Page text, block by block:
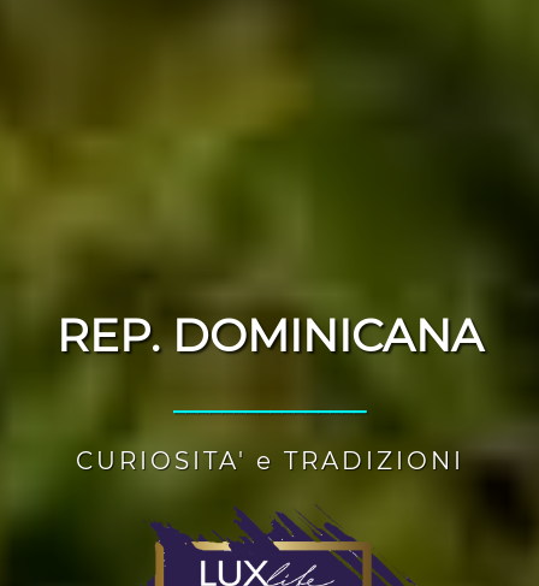
REP. DOMINICANA
________________
CURIOSITA' e TRADIZIONI